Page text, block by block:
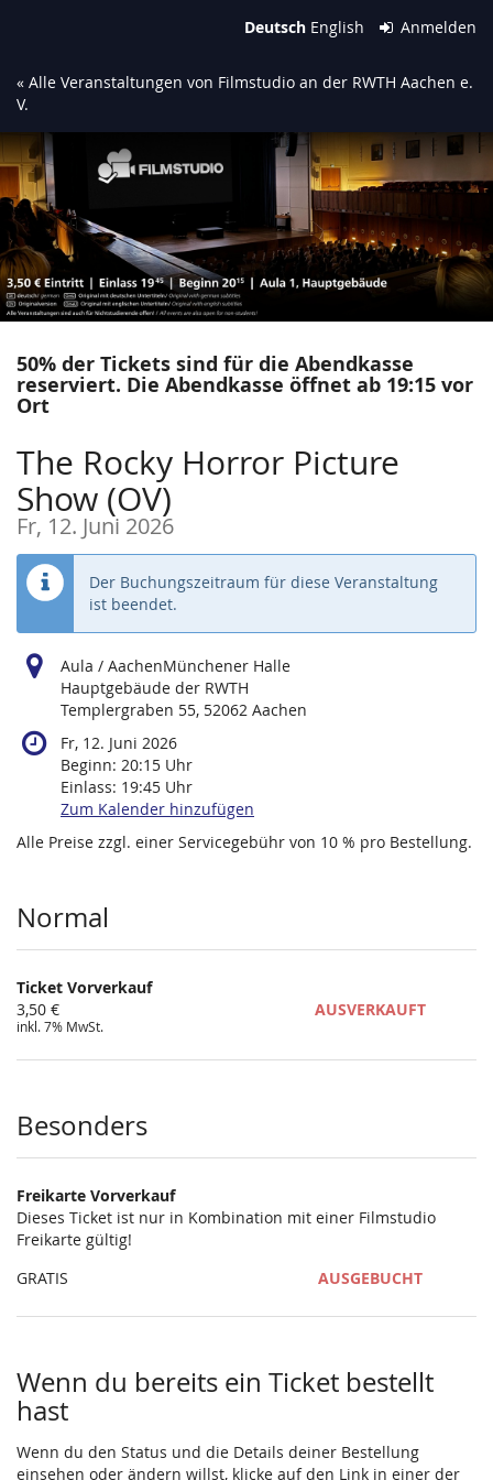
springen
Deutsch English Anmelden
« Alle Veranstaltungen von Filmstudio an der RWTH Aachen e.
V.
50% der Tickets sind für die Abendkasse
reserviert. Die Abendkasse öffnet ab 19:15 vor
Ort
The Rocky Horror Picture
Show (OV)
Fr, 12. Juni 2026
Der Buchungszeitraum für diese Veranstaltung
ist beendet.
Aula / AachenMünchener Halle
Hauptgebäude der RWTH
Templergraben 55, 52062 Aachen
Fr, 12. Juni 2026
Beginn: 20:15 Uhr
Einlass: 19:45 Uhr
Zum Kalender hinzufügen
Alle Preise zzgl. einer Servicegebühr von 10 % pro Bestellung.
Produkte
Normal
Ticket Vorverkauf
3,50 €
inkl. 7% MwSt.
AUSVERKAUFT
Besonders
Freikarte Vorverkauf
Dieses Ticket ist nur in Kombination mit einer Filmstudio
Freikarte gültig!
GRATIS
AUSGEBUCHT
Wenn du bereits ein Ticket bestellt
hast
Wenn du den Status und die Details deiner Bestellung
einsehen oder ändern willst, klicke auf den Link in einer der